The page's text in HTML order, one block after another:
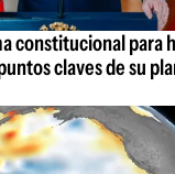
constitucional para
claves de su